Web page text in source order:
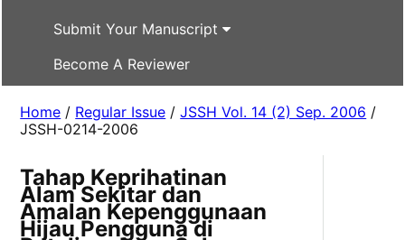
Submit Your Manuscript
Become A Reviewer
Home / Regular Issue /JSSH Vol. 14 (2) Sep. 2006 /
JSSH-0214-2006
Tahap Keprihatinan
Alam Sekitar dan
Amalan Kepenggunaan
Hijau Pengguna di